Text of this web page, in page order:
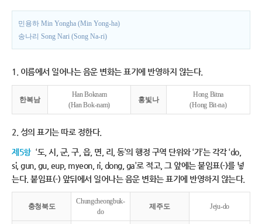
민용하 Min Yongha (Min Yong-ha)
송나리 Song Nari (Song Na-ri)
1. 이름에서 일어나는 음운 변화는 표기에 반영하지 않는다.
한복남
Han Boknam
(Han Bok-nam)
홍빛나
Hong Bitna
(Hong Bit-na)
2. 성의 표기는 따로 정한다.
제5항 ‘도, 시, 군, 구, 읍, 면, 리, 동’의 행정 구역 단위와 ‘가’는 각각 ‘do,
si, gun, gu, eup, myeon, ri, dong, ga’로 적고, 그 앞에는 붙임표(-)를 넣
는다. 붙임표(-) 앞뒤에서 일어나는 음운 변화는 표기에 반영하지 않는다.
충청북도
Chungcheongbuk-
do
제주도 Jeju-do